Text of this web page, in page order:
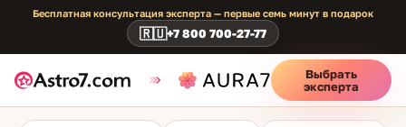
Бесплатная консультация эксперта — первые семь минут в подарок
🇷🇺+7 800 700-27-77
Выбрать
эксперта